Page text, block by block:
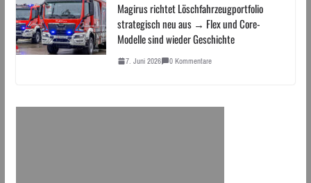
Magirus richtet Löschfahrzeugportfolio
strategisch neu aus → Flex und Core-
Modelle sind wieder Geschichte
7. Juni 2026 0 Kommentare